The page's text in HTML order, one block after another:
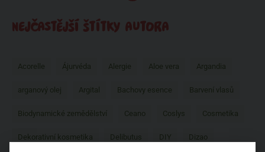
NEJČASTĚJŠÍ ŠTÍTKY AUTORA
Acorelle Ájurvéda Alergie Aloe vera Argandia
arganový olej Argital Bachovy esence Barvení vlasů
Biodynamické zemědělství Ceano Coslys Cosmetika
Dekorativní kosmetika Delibutus DIY Dizao